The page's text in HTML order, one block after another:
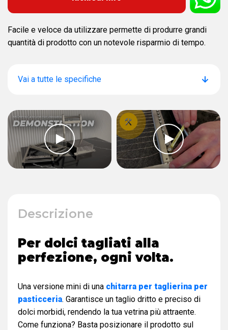
Facile e veloce da utilizzare permette di produrre grandi
quantità di prodotto con un notevole risparmio di tempo.
Vai a tutte le specifiche
Descrizione
Per dolci tagliati alla
perfezione, ogni volta.
Una versione mini di una chitarra per taglierina per
pasticceria. Garantisce un taglio dritto e preciso di
dolci morbidi, rendendo la tua vetrina più attraente.
Come funziona? Basta posizionare il prodotto sul